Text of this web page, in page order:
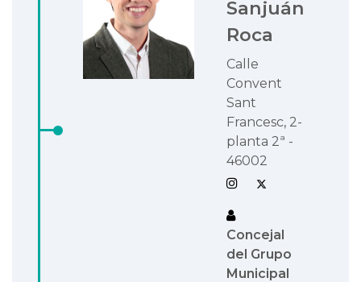
Sanjuán
Roca
Calle
Convent
Sant
Francesc, 2-
planta 2ª -
46002
Concejal
del Grupo
Municipal